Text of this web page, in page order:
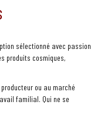
sélectionné avec passion
produits cosmiques,
ou au marché
familial. Qui ne se